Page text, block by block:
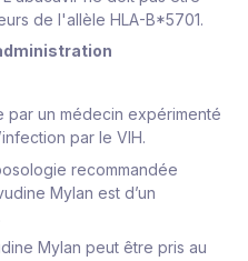
de l'allèle HLA-B*5701.
par un médecin expérimenté
par le VIH.
recommandée
Mylan est d’un
Mylan peut être pris au